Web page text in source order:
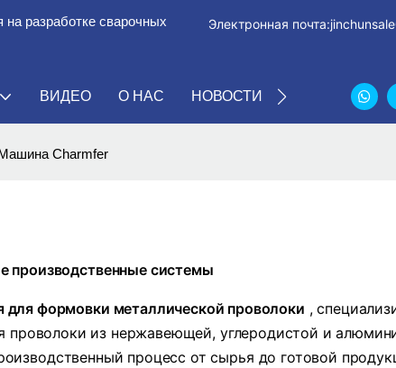
разработке сварочных
Электронная почта:
ВИДЕО О НАС НОВОСТИ СВЯЖИТЕСЬ
Charmfer
производственные системы
для формовки металлической проволоки ,
проволоки из нержавеющей, углеродистой и
процесс от сырья до готовой